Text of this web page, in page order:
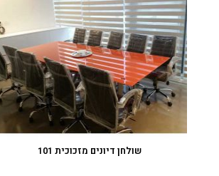
שולחן דיונים מזכוכית 101